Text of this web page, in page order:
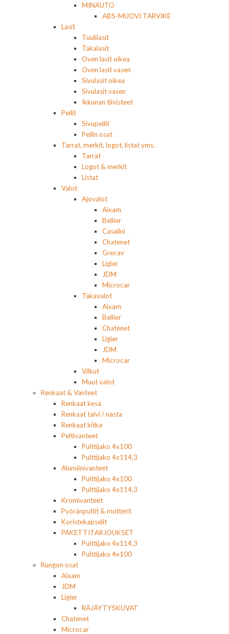
MINAUTO
ABS-MUOVI TARVIKE
Lasit
Tuulilasit
Takalasit
Oven lasit oikea
Oven lasit vasen
Sivulasit oikea
Sivulasit vasen
Ikkunan tiivisteet
Peilit
Sivupeilit
Peilin osat
Tarrat, merkit, logot, listat yms.
Tarrat
Logot & merkit
Listat
Valot
Ajovalot
Aixam
Bellier
Casalini
Chatenet
Grecav
Ligier
JDM
Microcar
Takavalot
Aixam
Bellier
Chatenet
Ligier
JDM
Microcar
Vilkut
Muut valot
Renkaat & Vanteet
Renkaat kesä
Renkaat talvi / nasta
Renkaat kitka
Peltivanteet
Pulttijako 4x100
Pulttijako 4x114,3
Alumiinivanteet
Pulttijako 4x100
Pulttijako 4x114,3
Kromivanteet
Pyöränpultit & mutterit
Koristekapselit
PAKETTITARJOUKSET
Pulttijako 4x114,3
Pulttijako 4x100
Rungon osat
Aixam
JDM
Ligier
RÄJÄYTYSKUVAT
Chatenet
Microcar